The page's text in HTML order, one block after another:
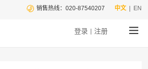
| EN
中文
销售热线：020-87540207
登录 注册